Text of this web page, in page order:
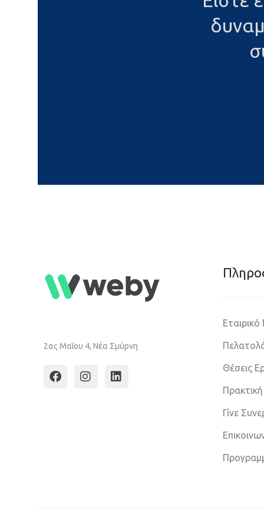
2ας Μαΐου 4, Νέα Σμύρνη
Θέσεις
Γίνε